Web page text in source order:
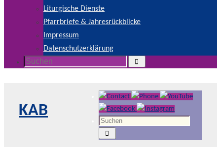
Liturgische Dienste
Pfarrbriefe & Jahresrückblicke
Impressum
Datenschutzerklärung
Suchen
Suchen
KAB
Suchen
nach:Suchen